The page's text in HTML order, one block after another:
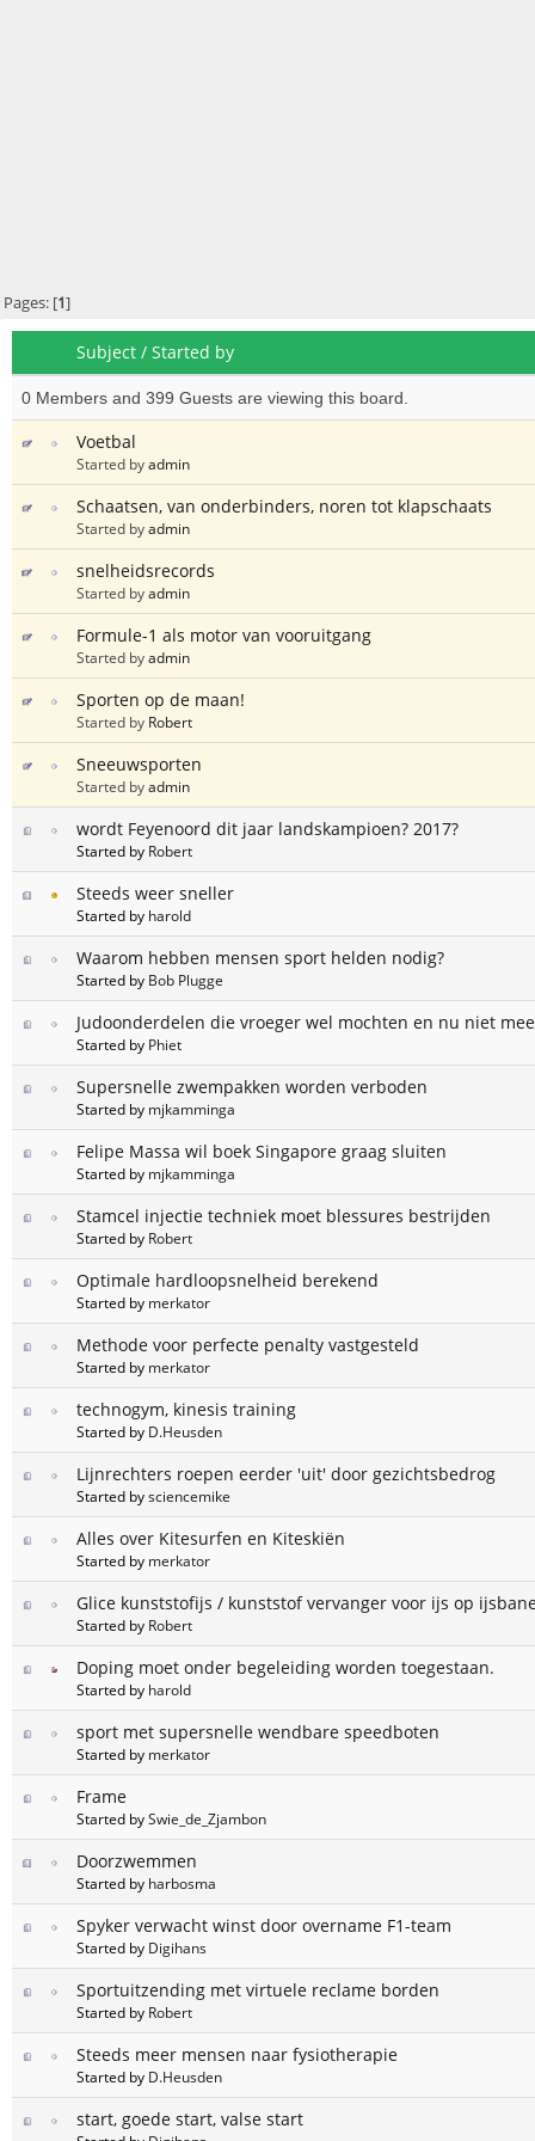
Pages: [1]
Subject / Started by
0 Members and 399 Guests are viewing this board.
Voetbal
Started byadmin
Schaatsen, van onderbinders, noren tot klapschaats
Started byadmin
snelheidsrecords
Started byadmin
Formule-1 als motor van vooruitgang
Started byadmin
Sporten op de maan!
Started by Robert
Sneeuwsporten
Started byadmin
wordt Feyenoord dit jaar landskampioen? 2017?
Started by Robert
Steeds weer sneller
Started by harold
Waarom hebben mensen sport helden nodig?
Started by Bob Plugge
Judoonderdelen die vroeger wel mochten en nu niet
Started by Phiet
Supersnelle zwempakken worden verboden
Started by mjkamminga
Felipe Massa wil boek Singapore graag sluiten
Started by mjkamminga
Stamcel injectie techniek moet blessures bestrijden
Started by Robert
Optimale hardloopsnelheid berekend
Started by merkator
Methode voor perfecte penalty vastgesteld
Started by merkator
technogym, kinesis training
Started by D.Heusden
Lijnrechters roepen eerder 'uit' door gezichtsbedrog
Started bysciencemike
Alles over Kitesurfen en Kiteskiën
Started by merkator
Glice kunststofijs / kunststof vervanger voor ijs op
Started by Robert
Doping moet onder begeleiding worden toegestaan.
Started by harold
sport met supersnelle wendbare speedboten
Started by merkator
Frame
Started bySwie_de_Zjambon
Doorzwemmen
Started by harbosma
Spyker verwacht winst door overname F1-team
Started by Digihans
Sportuitzending met virtuele reclame borden
Started by Robert
Steeds meer mensen naar fysiotherapie
Started by D.Heusden
start, goede start, valse start